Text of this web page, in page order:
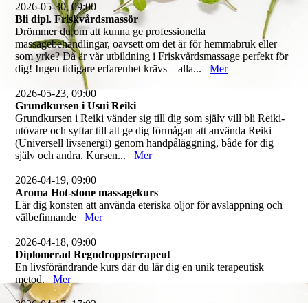
2026-05-30, 09:00
Bli dipl. Friskvårdsmassör
Drömmer du om att kunna ge professionella
massagebehandlingar, oavsett om det är för hemmabruk eller
som yrke? Då är vår utbildning i Friskvårdsmassage perfekt för
dig! Ingen tidigare erfarenhet krävs – alla...Mer
2026-05-23, 09:00
Grundkursen i Usui Reiki
Grundkursen i Reiki vänder sig till dig som själv vill bli Reiki-
utövare och syftar till att ge dig förmågan att använda Reiki
(Universell livsenergi) genom handpåläggning, både för dig
själv och andra. Kursen...Mer
2026-04-19, 09:00
Aroma Hot-stone massagekurs
Lär dig konsten att använda eteriska oljor för avslappning och
välbefinnandeMer
2026-04-18, 09:00
Diplomerad Regndroppsterapeut
En livsförändrande kurs där du lär dig en unik terapeutisk
metod.Mer